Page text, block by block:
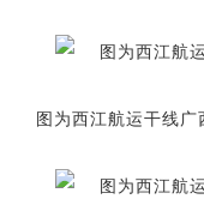
图为西江航运干线